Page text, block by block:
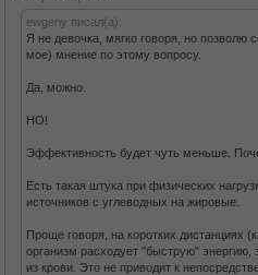
ewgeny писал(а):
Я не девочка, мягко говоря, но позволю
мое) мнение по этому вопросу.
Да, можно.
НО!
Эффективность будет чуть меньше.
Есть такая штука при физических
источников с углеводных на жировые.
Проще говоря, на коротких дистанциях
организм расходует "быструю" энергию,
из крови. Это не приводит к